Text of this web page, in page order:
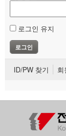
로그인 유지
ID/PW 찾기 회